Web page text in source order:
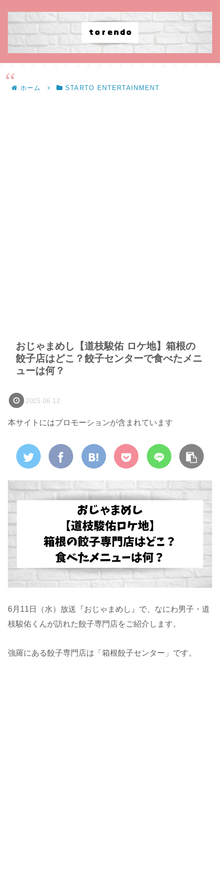
ホーム STARTO ENTERTAINMENT
おじゃまめし【道枝駿佑 ロケ地】箱根の
餃子店はどこ？餃子センターで食べたメニ
ューは何？
2025.06.12
本サイトにはプロモーションが含まれています
6月11日（水）放送『おじゃまめし』で、なにわ男子・道
枝駿佑くんが訪れた餃子専門店をご紹介します。
強羅にある餃子専門店は「箱根餃子センター」です。